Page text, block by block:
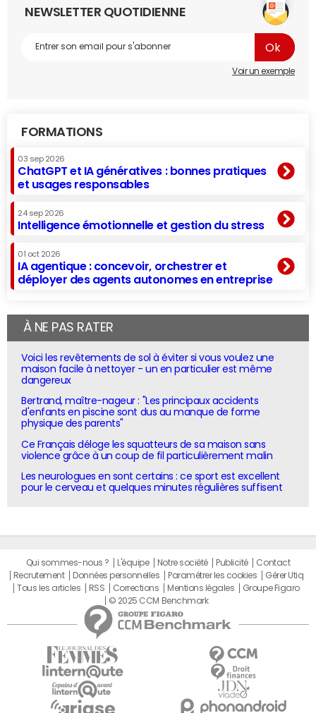
NEWSLETTER QUOTIDIENNE
Voir un exemple
FORMATIONS
03 sep 2026
ChatGPT et IA génératives : bonnes pratiques
et usages responsables
24 sep 2026
Intelligence émotionnelle et gestion du stress
01 oct 2026
IA agentique : concevoir, orchestrer et
déployer des agents autonomes en entreprise
À NE PAS RATER
Voici les revêtements de sol à éviter si vous voulez une
maison facile à nettoyer - un en particulier est même
dangereux
Bertrand, maître-nageur : "Les principaux accidents
d'enfants en piscine sont dus au manque de forme
physique des parents"
Ce Français déloge les squatteurs de sa maison sans
violence grâce à un coup de fil particulièrement malin
Les neurologues en sont certains : ce sport est excellent
pour le cerveau et quelques minutes régulières suffisent
Qui sommes-nous ? L'équipe Notre société Publicité
Contact
Recrutement
Données personnelles Paramétrer les cookies
Gérer Utiq
Tous les articles
RSS Corrections Mentions légales
Groupe Figaro
© 2025 CCM Benchmark